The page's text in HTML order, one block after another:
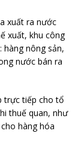
xuất ra nước
xuất, khu công
hàng nông sản,
nước bán ra
trực tiếp cho tổ
thuế quan, như
hàng hóa